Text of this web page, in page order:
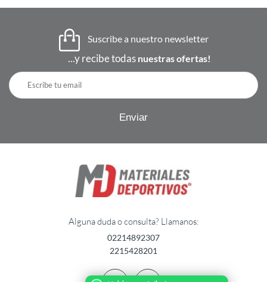
Suscribe a nuestro newsletter
...y recibe todas nuestras ofertas!
Alguna duda o consulta? Llamanos:
02214892307
2215428201